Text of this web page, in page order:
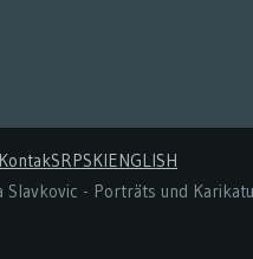
KontakSRPSKIENGLISH
- Porträts und